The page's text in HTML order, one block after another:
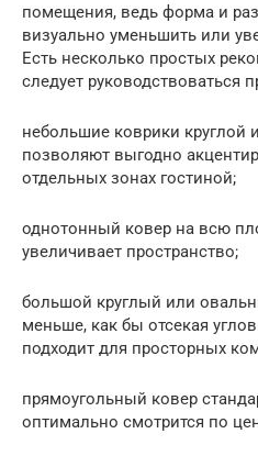
помещения, ведь форма и
визуально уменьшить или
Есть несколько простых
следует руководствоваться
небольшие коврики
позволяют выгодно
отдельных зонах гостиной;
однотонный ковер на всю
увеличивает пространство;
большой круглый или
меньше, как бы отсекая
подходит для просторных
прямоугольный ковер
оптимально смотрится по